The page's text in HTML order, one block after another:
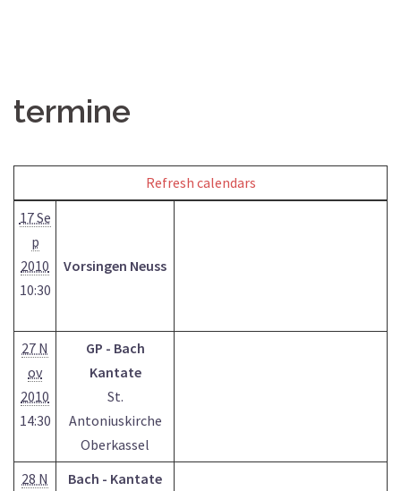
termine
Refresh calendars
17 Se
p
2010
10:30
Vorsingen Neuss
27 N
ov
2010
14:30
GP - Bach
Kantate
St.
Antoniuskirche
Oberkassel
28 N
Bach - Kantate